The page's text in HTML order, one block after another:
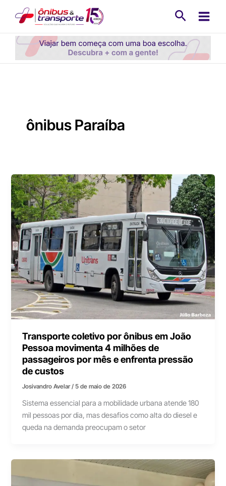
conteúdo
ônibus Paraíba
Transporte coletivo por ônibus em João
Pessoa movimenta 4 milhões de
passageiros por mês e enfrenta pressão
de custos
Josivandro Avelar/5 de maio de 2026
Sistema essencial para a mobilidade urbana atende 180
mil pessoas por dia, mas desafios como alta do diesel e
queda na demanda preocupam o setor